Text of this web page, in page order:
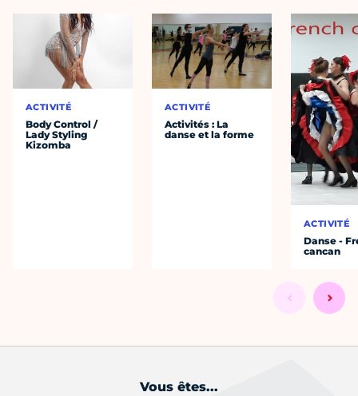
ACTIVITÉ
Body Control /
Lady Styling
Kizomba
ACTIVITÉ
Activités : La
danse et la forme
ACTIVITÉ
Danse -
cancan
Vous êtes...